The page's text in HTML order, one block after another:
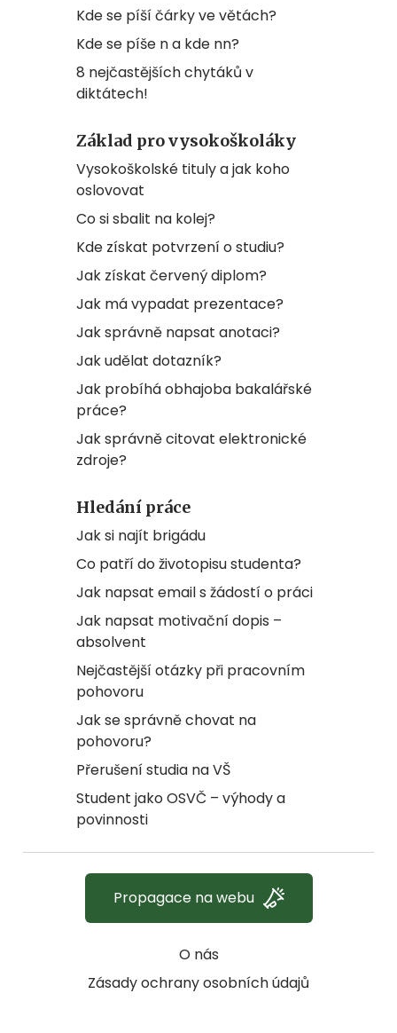
Kde se píší čárky ve větách?
Kde se píše n a kde nn?
8 nejčastějších chytáků v
diktátech!
Základ pro vysokoškoláky
Vysokoškolské tituly a jak koho
oslovovat
Co si sbalit na kolej?
Kde získat potvrzení o studiu?
Jak získat červený diplom?
Jak má vypadat prezentace?
Jak správně napsat anotaci?
Jak udělat dotazník?
Jak probíhá obhajoba bakalářské
práce?
Jak správně citovat elektronické
zdroje?
Hledání práce
Jak si najít brigádu
Co patří do životopisu studenta?
Jak napsat email s žádostí o práci
Jak napsat motivační dopis –
absolvent
Nejčastější otázky při pracovním
pohovoru
Jak se správně chovat na
pohovoru?
Přerušení studia na VŠ
Student jako OSVČ – výhody a
povinnosti
O nás
Zásady ochrany osobních údajů
Propagace na webu